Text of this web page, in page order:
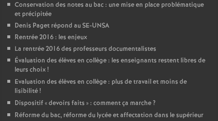
Conservation des notes au bac : une mise en place problématique
et précipitée
Denis Paget répond au SE-UNSA
Rentrée 2016 : les enjeux
La rentrée 2016 des professeurs documentalistes
Évaluation des élèves en collège : les enseignants restent libres de
leurs choix!
Evaluation des élèves en collège : plus de travail et moins de
lisibilité!
Dispositif «devoirs faits » : comment ça marche?
Réforme du bac, réforme du lycée et affectation dans le supérieur